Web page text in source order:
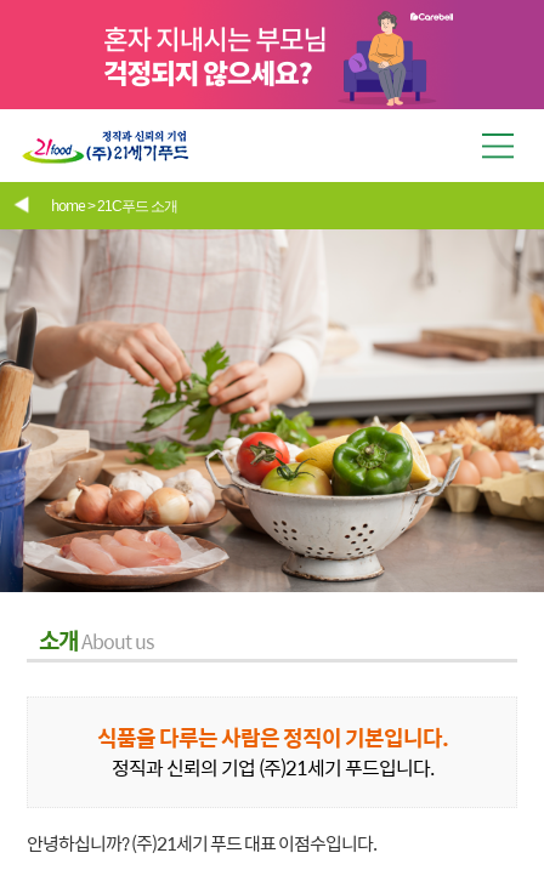
home> 21C푸드 소개
소개About us
식품을 다루는 사람은 정직이 기본입니다.
정직과 신뢰의 기업 (주)21세기 푸드입니다.
안녕하십니까? (주)21세기 푸드 대표 이점수입니다.